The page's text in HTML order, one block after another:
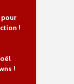
pour
!
!